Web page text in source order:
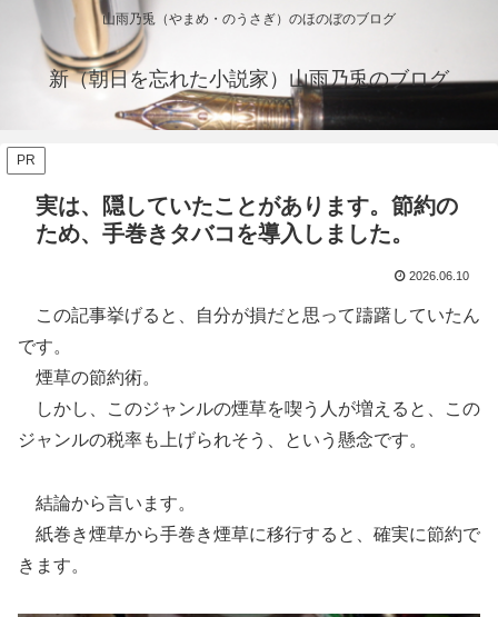
山雨乃兎（やまめ・のうさぎ）のほのぼのブログ
新（朝日を忘れた小説家）山雨乃兎のブログ
PR
実は、隠していたことがあります。節約の
ため、手巻きタバコを導入しました。
2026.06.10
この記事挙げると、自分が損だと思って躊躇していたん
です。
煙草の節約術。
しかし、このジャンルの煙草を喫う人が増えると、この
ジャンルの税率も上げられそう、という懸念です。
結論から言います。
紙巻き煙草から手巻き煙草に移行すると、確実に節約で
きます。